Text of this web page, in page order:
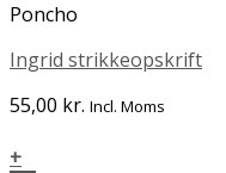
Poncho
Ingrid strikkeopskrift
55,00 kr. Incl. Moms
+